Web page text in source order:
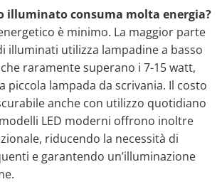
illuminato consuma molta energia?
è minimo. La maggior parte
illuminati utilizza lampadine a basso
raramente superano i 7-15 watt,
piccola lampada da scrivania. Il costo
anche con utilizzo quotidiano
LED moderni offrono inoltre
riducendo la necessità di
e garantendo un’illuminazione